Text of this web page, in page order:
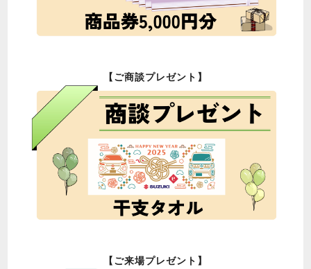
【ご商談プレゼント 】
【ご来場プレゼント】